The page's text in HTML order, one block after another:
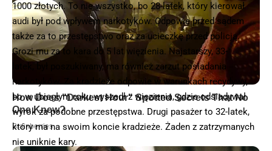
1000 złotych. To nie wszystko, bo 28-latek, który kierował
audi był pod wpływem narkotyków. Odpowie przed sądem
także za to przestępstwo oraz za ucieczkę przed policją.
Grozi mu za to kara do 5 lat więzienia. Najstarszy, 33-
latek, był poszukiwany, ma również zarzut posiadania
narkotyków. Za kradzieże odpowie w warunkach recydywy,
bo w ubiegłym roku wyszedł z więzienia, gdzie odsiadywał
wyrok za podobne przestępstwa. Drugi pasażer to 32-latek,
który ma na swoim koncie kradzieże. Żaden z zatrzymanych
nie uniknie kary.